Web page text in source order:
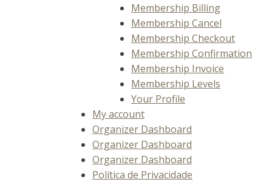
Membership Billing
Membership Cancel
Membership Checkout
Membership Confirmation
Membership Invoice
Membership Levels
Your Profile
My account
Organizer Dashboard
Organizer Dashboard
Organizer Dashboard
Política de Privacidade